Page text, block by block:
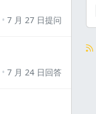
7 月 27 日提问
7 月 24 日回答